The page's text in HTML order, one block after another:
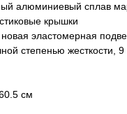
алюминиевый сплав
крышки
эластомерная
степенью жесткости,
см